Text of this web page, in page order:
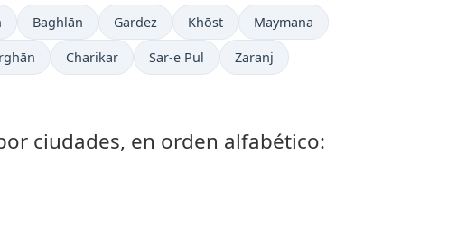
Baghlān Gardez Khōst Maymana
Charikar Sar-e Pul Zaranj
ciudades, en orden alfabético: